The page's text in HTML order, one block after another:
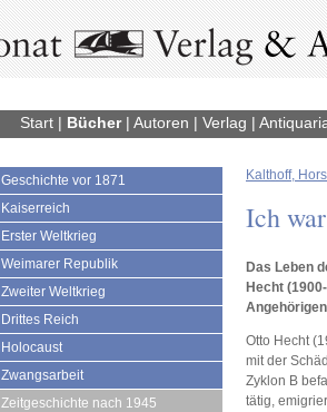
Start| Bücher| Autoren | Verlag |
Geschichte vor 1871
Kaiserreich
Erster Weltkrieg
Weimarer Republik
Zweiter Weltkrieg
Drittes Reich
Holocaust
Zwangsarbeit
Zeitgeschichte nach 1945
Kalthoff,
Ich
Das Leben
Hecht
Angehörigen
Otto Hecht
mit der
Zyklon B
tätig,